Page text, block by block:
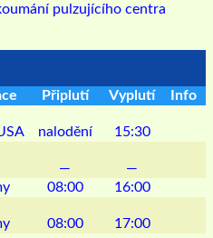
pulzujícího centra
Připlutí Vyplutí Info
nalodění 15:30
—
—
08:00 16:00
08:00 17:00